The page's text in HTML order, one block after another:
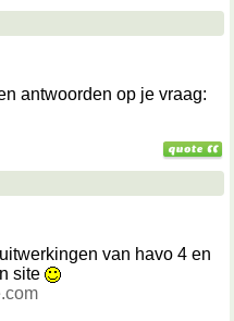
antwoorden op je vraag:
van havo 4 en
site